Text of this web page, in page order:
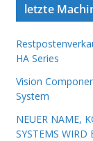
letzte
HA Series
Vision
System
NEUER NAME,
SYSTEMS WIRD